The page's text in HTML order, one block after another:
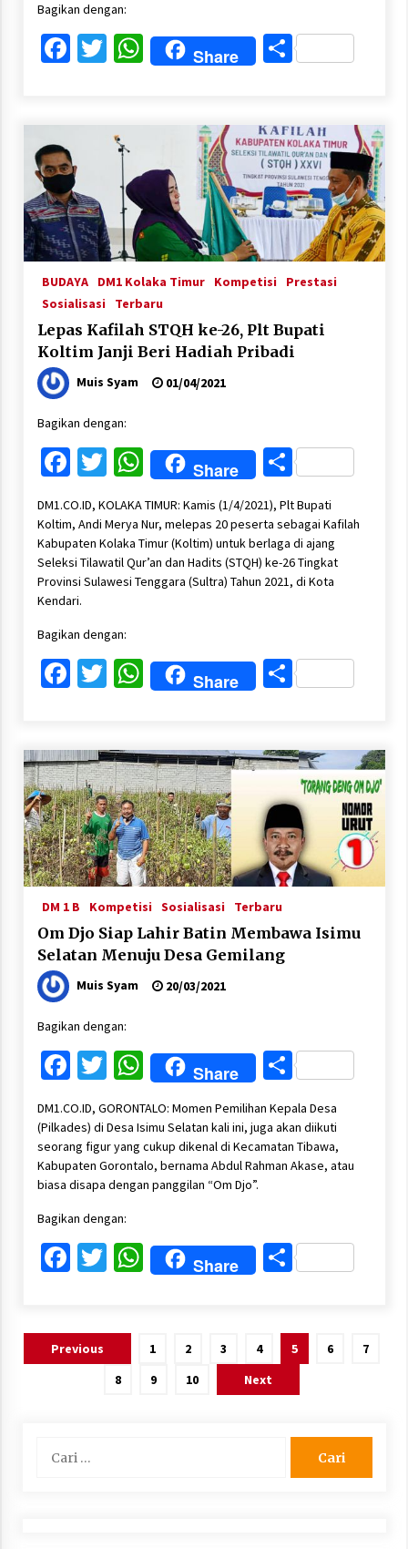
Bagikan dengan:
Facebook
Twitter
WhatsApp
Share Share
BUDAYA DM1 Kolaka Timur Kompetisi
Prestasi
Sosialisasi
Terbaru
Lepas Kafilah STQH ke-26, Plt Bupati
Koltim Janji Beri Hadiah Pribadi
Muis Syam 01/04/2021
Bagikan dengan:
Facebook
Twitter
WhatsApp
Share Share
DM1.CO.ID, KOLAKA TIMUR: Kamis (1/4/2021), Plt Bupati
Koltim, Andi Merya Nur, melepas 20 peserta sebagai Kafilah
Kabupaten Kolaka Timur (Koltim) untuk berlaga di ajang
Seleksi Tilawatil Qur’an dan Hadits (STQH) ke-26 Tingkat
Provinsi Sulawesi Tenggara (Sultra) Tahun 2021, di Kota
Kendari.
Bagikan dengan:
Facebook
Twitter
WhatsApp
Share Share
DM 1 B Kompetisi Sosialisasi Terbaru
Om Djo Siap Lahir Batin Membawa Isimu
Selatan Menuju Desa Gemilang
Muis Syam 20/03/2021
Bagikan dengan:
Facebook
Twitter
WhatsApp
Share Share
DM1.CO.ID, GORONTALO: Momen Pemilihan Kepala Desa
(Pilkades) di Desa Isimu Selatan kali ini, juga akan diikuti
seorang figur yang cukup dikenal di Kecamatan Tibawa,
Kabupaten Gorontalo, bernama Abdul Rahman Akase, atau
biasa disapa dengan panggilan “Om Djo”.
Bagikan dengan:
Facebook
Twitter
WhatsApp
Share Share
Paginasi
Previous 1 2 3 4 5 6
7
8
9 10 Next
untuk: